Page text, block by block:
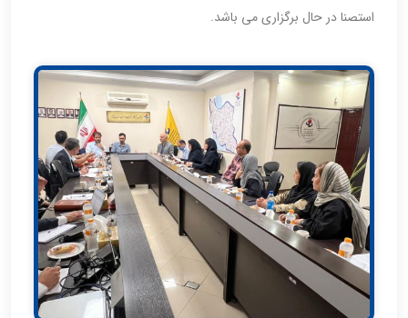
استصنا در حال برگزاری می باشد.